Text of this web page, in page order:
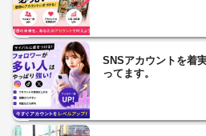
SNSアカウントを着
ってます。